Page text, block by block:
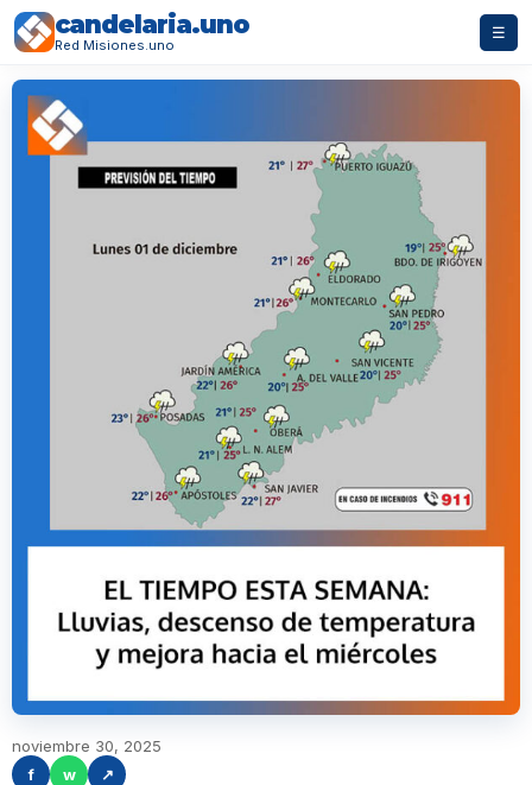
candelaria.uno
Red Misiones.uno
☰
noviembre 30, 2025
f
w ↗